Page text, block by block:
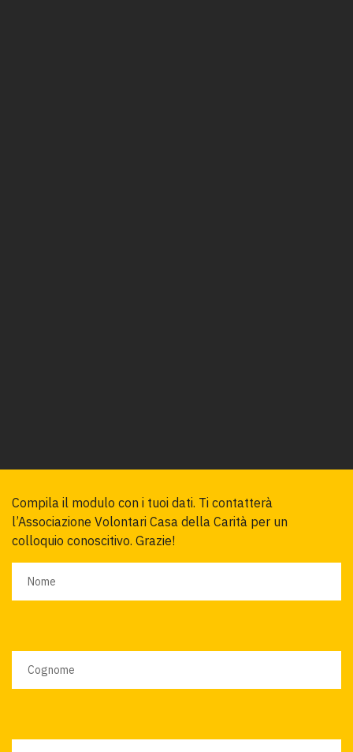
Compila il modulo con i tuoi dati. Ti contatterà
l’Associazione Volontari Casa della Carità per un